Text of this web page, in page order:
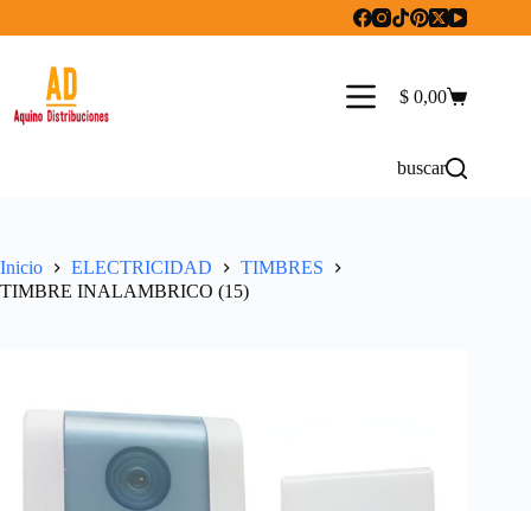
Carro
$ 0,00
buscar
Inicio ELECTRICIDAD
TIMBRES
TIMBRE INALAMBRICO (15)